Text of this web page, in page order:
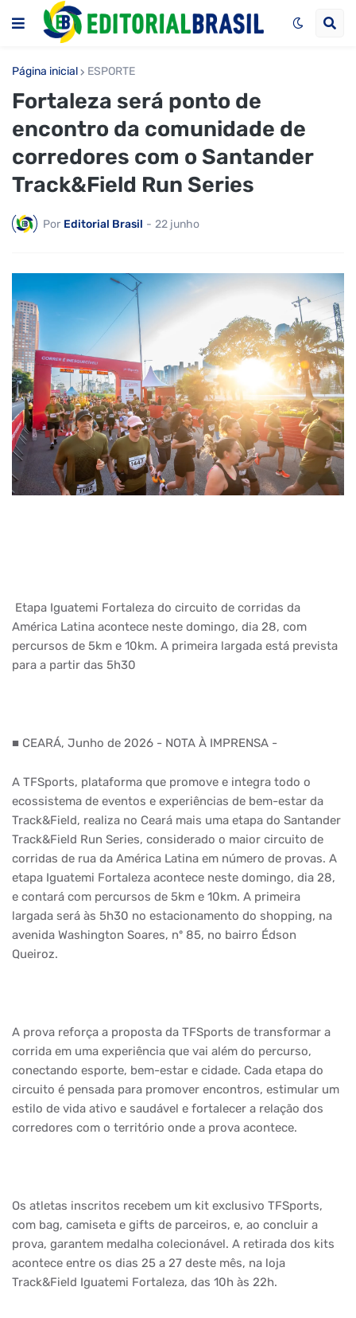
Página inicial ESPORTE
Fortaleza será ponto de
encontro da comunidade de
corredores com o Santander
Track&Field Run Series
Por Editorial Brasil - 22 junho
Etapa Iguatemi Fortaleza do circuito de corridas da
América Latina acontece neste domingo, dia 28, com
percursos de 5km e 10km. A primeira largada está prevista
para a partir das 5h30
■ CEARÁ, Junho de 2026 - NOTA À IMPRENSA -
A TFSports, plataforma que promove e integra todo o
ecossistema de eventos e experiências de bem-estar da
Track&Field, realiza no Ceará mais uma etapa do Santander
Track&Field Run Series, considerado o maior circuito de
corridas de rua da América Latina em número de provas. A
etapa Iguatemi Fortaleza acontece neste domingo, dia 28,
e contará com percursos de 5km e 10km. A primeira
largada será às 5h30 no estacionamento do shopping, na
avenida Washington Soares, nº 85, no bairro Édson
Queiroz.
A prova reforça a proposta da TFSports de transformar a
corrida em uma experiência que vai além do percurso,
conectando esporte, bem-estar e cidade. Cada etapa do
circuito é pensada para promover encontros, estimular um
estilo de vida ativo e saudável e fortalecer a relação dos
corredores com o território onde a prova acontece.
Os atletas inscritos recebem um kit exclusivo TFSports,
com bag, camiseta e gifts de parceiros, e, ao concluir a
prova, garantem medalha colecionável. A retirada dos kits
acontece entre os dias 25 a 27 deste mês, na loja
Track&Field Iguatemi Fortaleza, das 10h às 22h.